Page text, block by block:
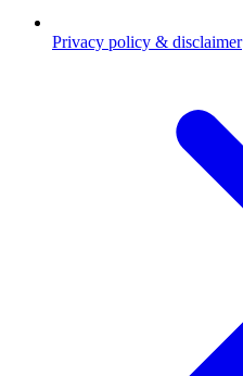
Privacy policy & disclaimer